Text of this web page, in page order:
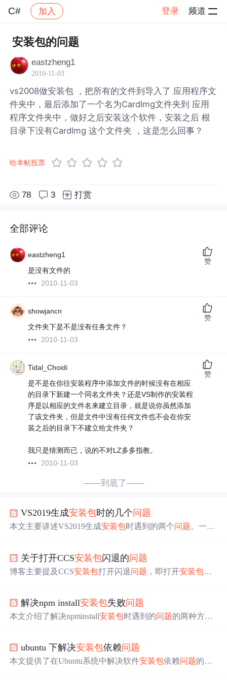
C# 加入 登录 频道
社区 C# 帖子详情
安装包的问题
eastzheng1
2010-11-03
vs2008做安装包 ，把所有的文件到导入了 应用程序文
件夹中，最后添加了一个名为CardImg文件夹到 应用
程序文件夹中，做好之后安装这个软件，安装之后 根
目录下没有CardImg 这个文件夹 ，这是怎么回事？
给本帖投票
78 3 打赏
全部评论
eastzheng1
是没有文件的
2010-11-03
赞
showjancn
文件夹下是不是没有任务文件？
2010-11-03
赞
Tidal_Choidi
是不是在你往安装程序中添加文件的时候没有在相应
的目录下新建一个同名文件夹？还是VS制作的安装程
序是以相应的文件名来建立目录，就是说你虽然添加
了该文件夹，但是文件中没有任何文件也不会在你安
装之后的目录下不建立给文件夹？
我只是猜测而已，说的不对LZ多多指教。
2010-11-03
赞
——到底了——
VS2019生成安装包时的几个问题
本文主要讲述VS2019生成安装包时遇到的两个问题。一是
操作无果，最后发现安装包在其他电脑上可运行，但不知
如何调试。
关于打开CCS安装包闪退的问题
博客主要提及CCS安装包打开闪退问题 ，即打开安装包出
l 。解决npm install安装包失败问题
本文介绍了解决npminstall安装包时遇到的问题的两种方
址。ubuntu 下解决安装包依赖问题
本文提供了在Ubuntu系统中解决软件安装包依赖问题的方